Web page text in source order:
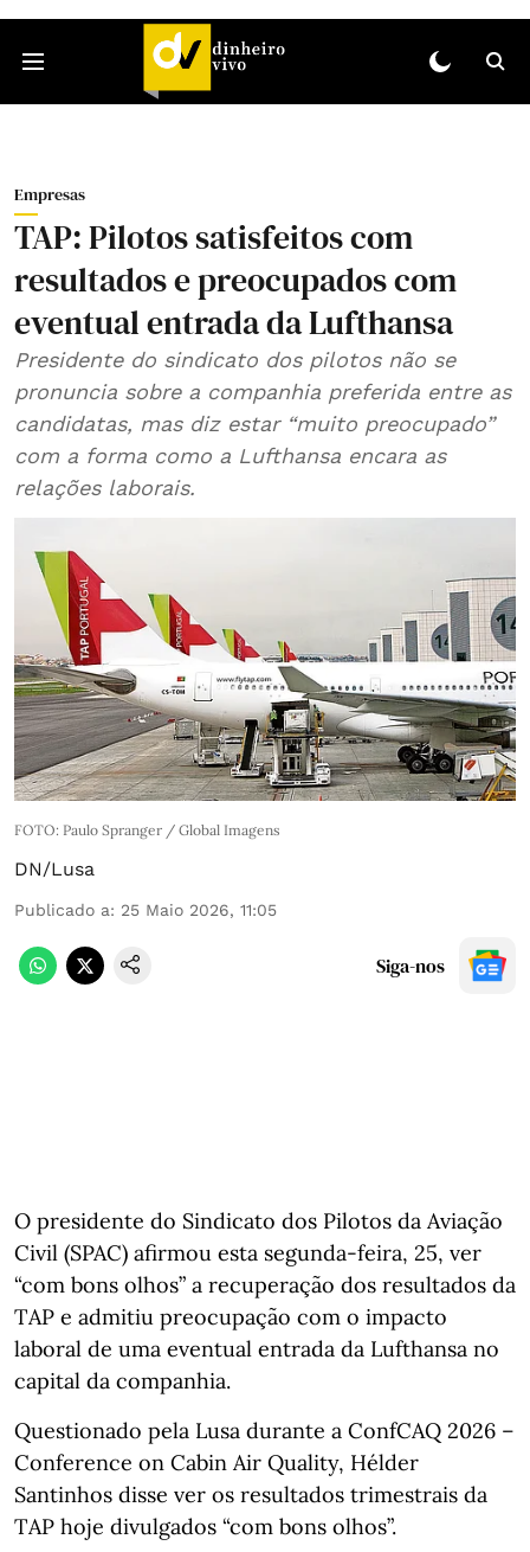
Empresas
TAP: Pilotos satisfeitos com
resultados e preocupados com
eventual entrada da Lufthansa
Presidente do sindicato dos pilotos não se
pronuncia sobre a companhia preferida entre as
candidatas, mas diz estar “muito preocupado”
com a forma como a Lufthansa encara as
relações laborais.
FOTO: Paulo Spranger / Global Imagens
DN/Lusa
Publicado a: 25 Maio 2026, 11:05
Siga-nos
O presidente do Sindicato dos Pilotos da Aviação
Civil (SPAC) afirmou esta segunda-feira, 25, ver
“com bons olhos” a recuperação dos resultados da
TAP e admitiu preocupação com o impacto
laboral de uma eventual entrada da Lufthansa no
capital da companhia.
Questionado pela Lusa durante a ConfCAQ 2026 –
Conference on Cabin Air Quality, Hélder
Santinhos disse ver os resultados trimestrais da
TAP hoje divulgados “com bons olhos”.